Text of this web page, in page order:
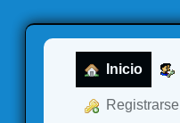
Inicio
Registrarse